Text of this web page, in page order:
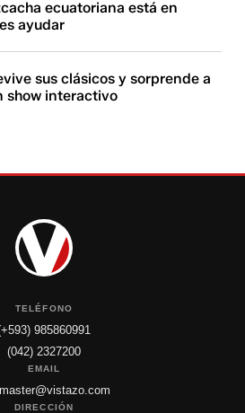
ecuatoriana está en
ayudar
sus clásicos y sorprende a
show interactivo
TELÉFONO
985860991
(042) 2327200
EMAIL
DIRECCIÓN